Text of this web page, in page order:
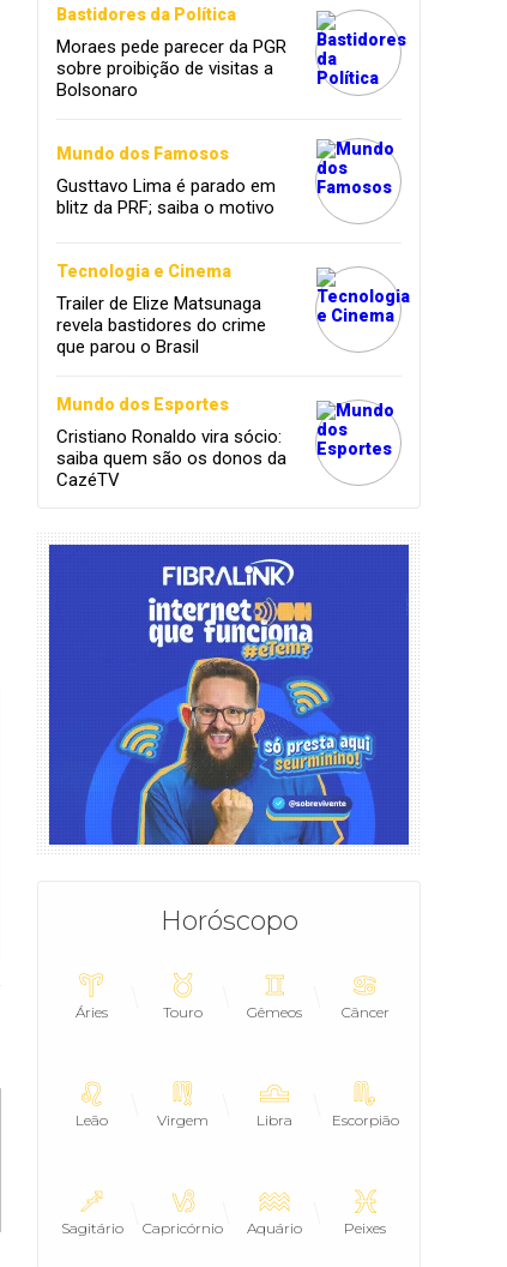
Bastidores da Política
Moraes pede parecer da PGR
sobre proibição de visitas a
Bolsonaro
Mundo dos Famosos
Gusttavo Lima é parado em
blitz da PRF; saiba o motivo
Tecnologia e Cinema
Trailer de Elize Matsunaga
revela bastidores do crime
que parou o Brasil
Mundo dos Esportes
Cristiano Ronaldo vira sócio:
saiba quem são os donos da
CazéTV
Horóscopo
Áries Touro Gêmeos Câncer
Leão Virgem Libra Escorpião
Sagitário Capricórnio Aquário Peixes